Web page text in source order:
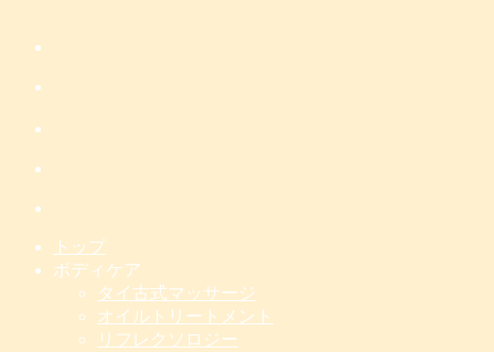
トップ
ボディケア
タイ古式マッサージ
オイルトリートメント
リフレクソロジー